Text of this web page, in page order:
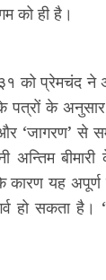
को ही है।
को प्रेमचंद ने
के अनुसार
‘जागरण’ से
यह अपूर्ण
हो सकता है।